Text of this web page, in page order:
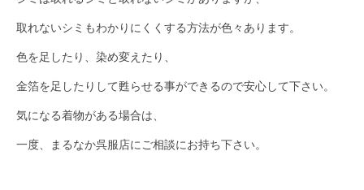
取れないシミもわかりにくくする方法が色々あります。
色を足したり、染め変えたり、
金箔を足したりして甦らせる事ができるので安心して下さい。
気になる着物がある場合は、
一度、まるなか呉服店にご相談にお持ち下さい。